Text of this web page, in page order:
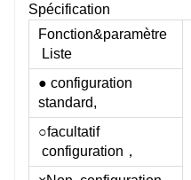
Spécification
Fonction&paramètre
Liste
● configuration
standard,
○facultatif
configuration，